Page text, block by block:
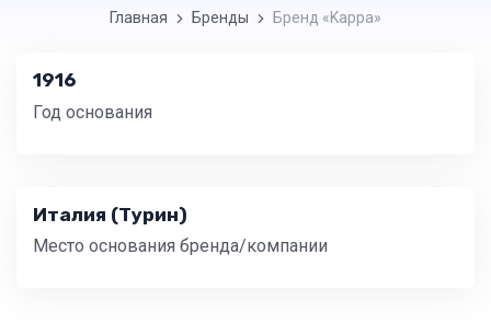
Главная Бренды Бренд «Kappa»
1916
Год основания
Италия (Турин)
Место основания бренда/компании